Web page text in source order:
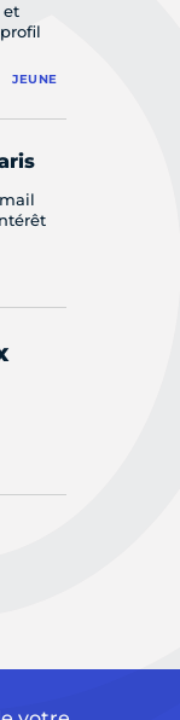
et
JEUNE